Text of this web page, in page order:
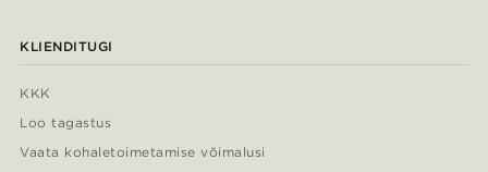
KLIENDITUGI
KKK
Loo tagastus
Vaata kohaletoimetamise võimalusi